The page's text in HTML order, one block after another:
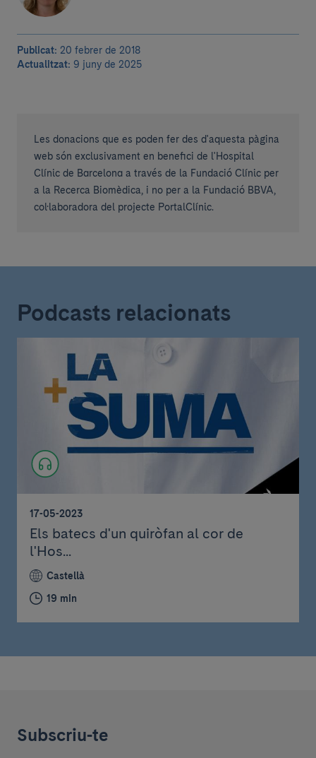
Publicat: 20 febrer de 2018
Actualitzat: 9 juny de 2025
Les donacions que es poden fer des d'aquesta pàgina
web són exclusivament en benefici de l'Hospital
Clínic de Barcelona a través de la Fundació Clínic per
a la Recerca Biomèdica, i no per a la Fundació BBVA,
col·laboradora del projecte PortalClínic.
Podcasts relacionats
17-05-2023
Els batecs d'un quiròfan al cor de
l'Hos...
Castellà
19 min
Subscriu-te